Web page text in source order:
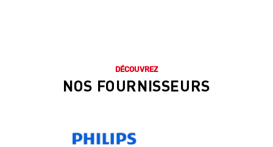
DÉCOUVREZ
NOS FOURNISSEURS